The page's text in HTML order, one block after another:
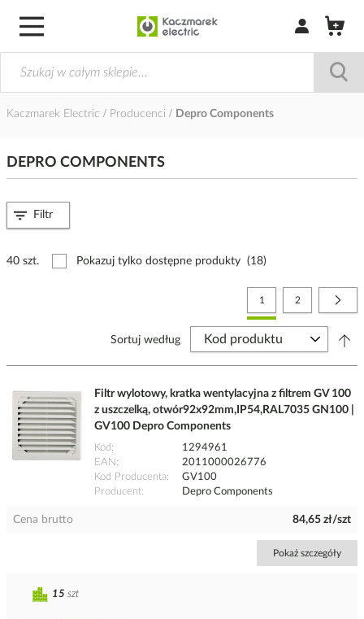
Zaloguj się /
Kaczmarek Electric Producenci Depro Components
DEPRO COMPONENTS
40 szt. Pokazuj tylko dostępne produkty (18)
Strona
Aktualnie czytasz stronę
1 Strona
2
Sortuj według
Filtr wylotowy, kratka wentylacyjna z filtrem GV 100
z uszczelką, otwór92x92mm,IP54,RAL7035 GN100 |
GV100 Depro Components
Kod
1294961
EAN
2011000026776
Kod Producenta
GV100
Producent
Depro Components
Cena brutto 84,65 zł/szt
Pokaż szczegóły
15 szt
Filtr